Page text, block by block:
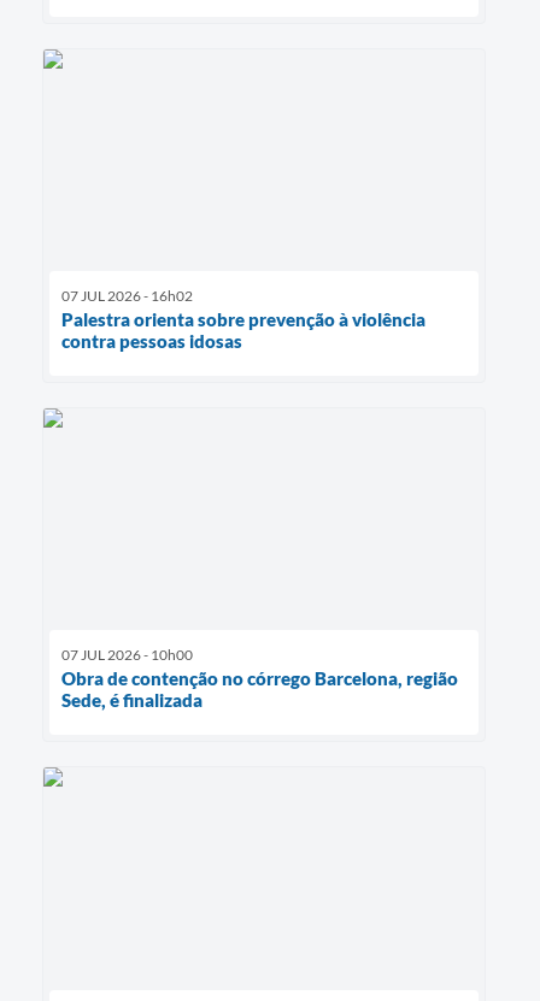
07 JUL 2026 - 16h02
Palestra orienta sobre prevenção à violência
contra pessoas idosas
07 JUL 2026 - 10h00
Obra de contenção no córrego Barcelona, região
Sede, é finalizada